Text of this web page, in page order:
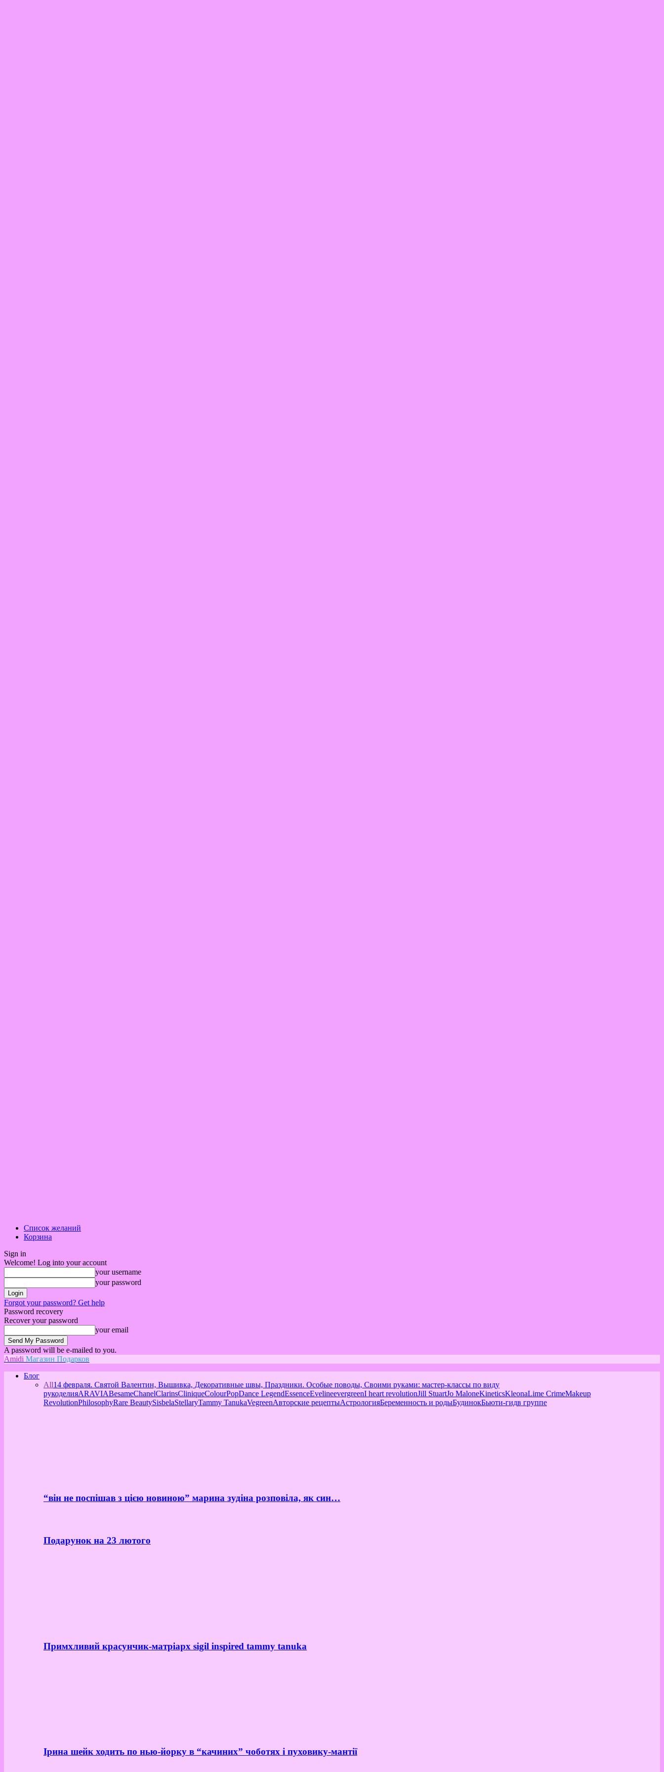
Список желаний
Корзина
Sign in
Welcome! Log into your account
your username
your password
Forgot your password? Get help
Password recovery
Recover your password
your email
A password will be e-mailed to you.
Amidi Магазин Подарков
Блог
All14 февраля. Святой Валентин, Вышивка, Декоративные швы, Праздники. Особые поводы, Своими руками: мастер-классы по виду
рукоделияARAVIABesameChanelClarinsCliniqueColourPopDance LegendEssenceEvelineevergreenI heart revolutionJill StuartJo MaloneKineticsKleonaLime CrimeMakeup
RevolutionPhilosophyRare BeautySisbelaStellaryTammy TanukaVegreenАвторские рецептыАстрологияБеременность и родыБудинокБьюти-гидв группе
“він не поспішав з цією новиною” марина зудіна розповіла, як син…
Подарунок на 23 лютого
Примхливий красунчик-матріарх sigil inspired tammy tanuka
Ірина шейк ходить по нью-йорку в “качиних” чоботях і пуховику-мантії